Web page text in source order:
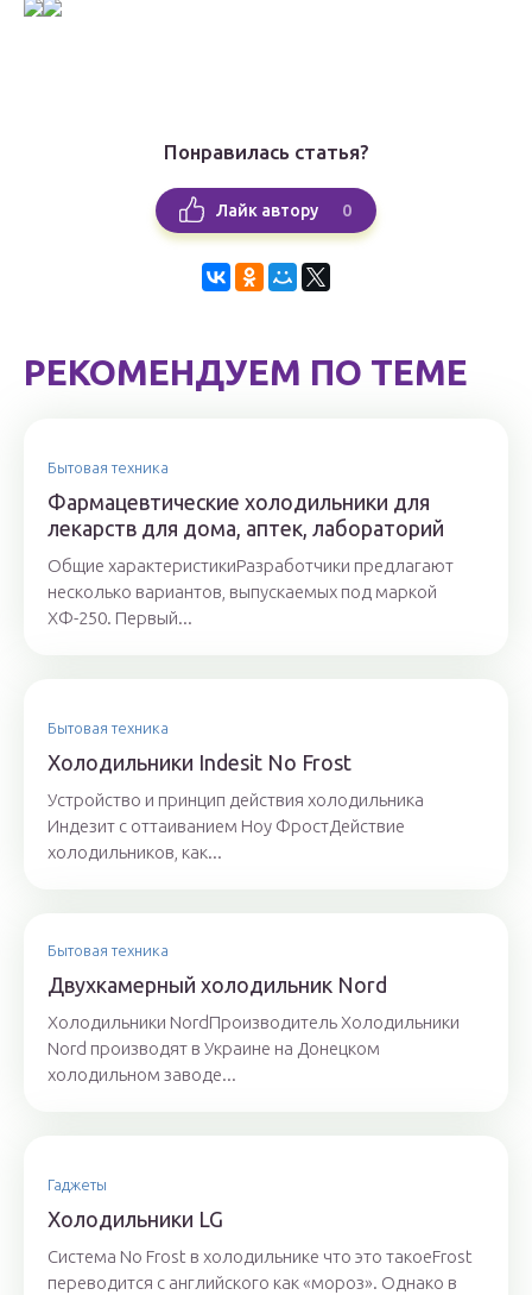
Понравилась статья?
Лайк автору 0
РЕКОМЕНДУЕМ ПО ТЕМЕ
Бытовая техника
Фармацевтические холодильники для
лекарств для дома, аптек, лабораторий
Общие характеристикиРазработчики предлагают
несколько вариантов, выпускаемых под маркой
ХФ-250. Первый...
Бытовая техника
Холодильники Indesit No Frost
Устройство и принцип действия холодильника
Индезит с оттаиванием Ноу ФростДействие
холодильников, как...
Бытовая техника
Двухкамерный холодильник Nord
Холодильники NordПроизводитель Холодильники
Nord производят в Украине на Донецком
холодильном заводе...
Гаджеты
Холодильники LG
Система No Frost в холодильнике что это такоеFrost
переводится с английского как «мороз». Однако в